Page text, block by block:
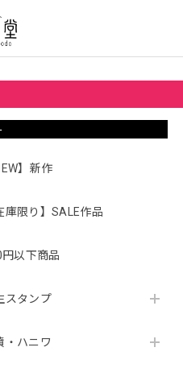
】新作
庫限り】SALE作品
以下商品
スタンプ
・ハニワ